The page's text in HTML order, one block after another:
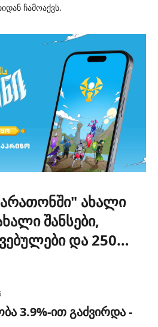
ჩამოაქვს.
ახალი
შანსები,
და 250
3.9%-ით გაძვირდა -